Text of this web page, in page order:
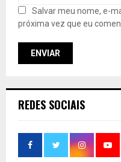
Salvar meu nome, e-
próxima vez que eu
REDES SOCIAIS